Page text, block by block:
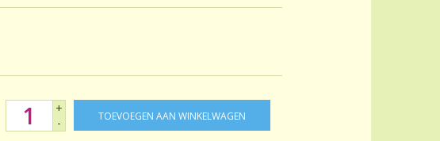
+
-
TOEVOEGEN AAN WINKELWAGEN